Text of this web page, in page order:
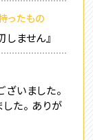
ったもの
ません』
いました。
た。 ありが